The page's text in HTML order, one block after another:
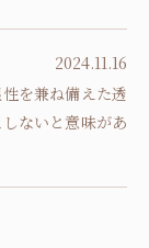
2024.11.16
を兼ね備えた透
ないと意味があ